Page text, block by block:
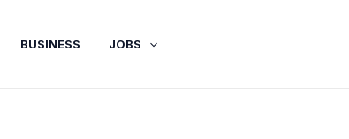
BUSINESS JOBS